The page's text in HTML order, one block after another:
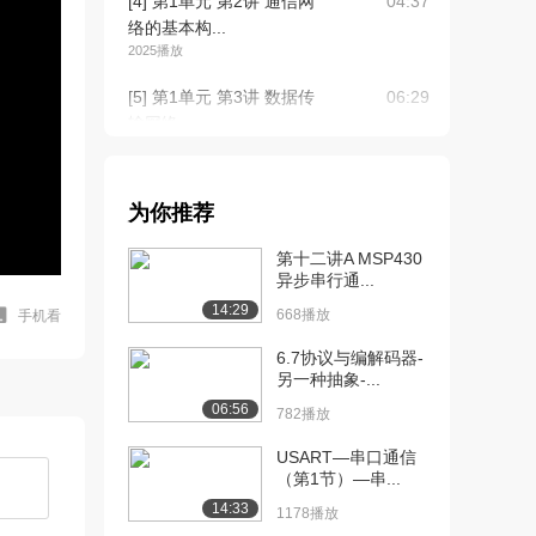
手机看
络的基本构...
2025播放
[5] 第1单元 第3讲 数据传
06:29
议及分层的...
[7] 第1单元 第5讲 OSI协
议的体系...
[8] 第2单元 第1讲 概述&组
[9] 第2单元 第1讲 概述&组
帧技术（...
05:30
为你推荐
14:29
第十二讲A MSP430
异步串行通...
668播放
06:56
6.7协议与编解码器-
另一种抽象-...
782播放
14:33
USART—串口通信
（第1节）—串...
1178播放